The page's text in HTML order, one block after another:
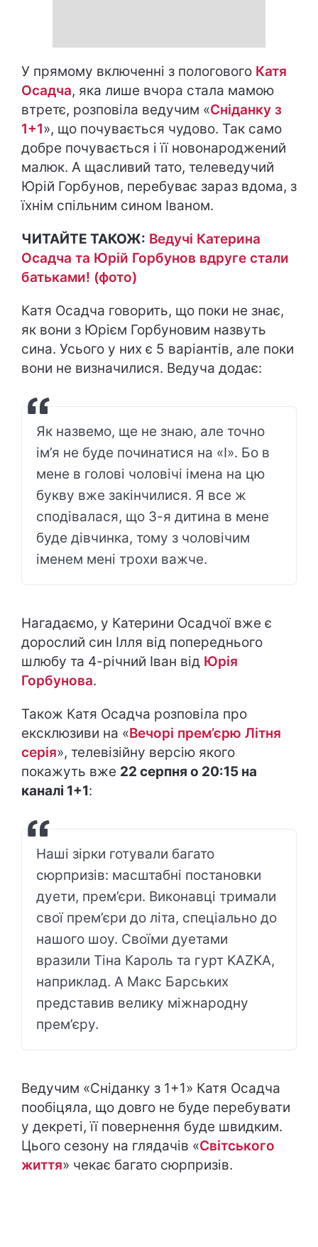
У прямому включенні з пологового Катя
Осадча, яка лише вчора стала мамою
втретє, розповіла ведучим «Сніданку з
1+1», що почувається чудово. Так само
добре почувається і її новонароджений
малюк. А щасливий тато, телеведучий
Юрій Горбунов, перебуває зараз вдома, з
їхнім спільним сином Іваном.
ЧИТАЙТЕ ТАКОЖ: Ведучі Катерина
Осадча та Юрій Горбунов вдруге стали
батьками! (фото)
Катя Осадча говорить, що поки не знає,
як вони з Юрієм Горбуновим назвуть
сина. Усього у них є 5 варіантів, але поки
вони не визначилися. Ведуча додає:
Як назвемо, ще не знаю, але точно
ім’я не буде починатися на «І». Бо в
мене в голові чоловічі імена на цю
букву вже закінчилися. Я все ж
сподівалася, що 3-я дитина в мене
буде дівчинка, тому з чоловічим
іменем мені трохи важче.
Нагадаємо, у Катерини Осадчої вже є
дорослий син Ілля від попереднього
шлюбу та 4-річний Іван від Юрія
Горбунова.
Також Катя Осадча розповіла про
ексклюзиви на «Вечорі прем’єрю Літня
серія», телевізійну версію якого
покажуть вже 22 серпня о 20:15 на
каналі 1+1:
Наші зірки готували багато
сюрпризів: масштабні постановки
дуети, прем’єри. Виконавці тримали
свої прем’єри до літа, спеціально до
нашого шоу. Своїми дуетами
вразили Тіна Кароль та гурт KAZKA,
наприклад. А Макс Барських
представив велику міжнародну
прем’єру.
Ведучим «Сніданку з 1+1» Катя Осадча
пообіцяла, що довго не буде перебувати
у декреті, її повернення буде швидким.
Цього сезону на глядачів «Світського
життя» чекає багато сюрпризів.